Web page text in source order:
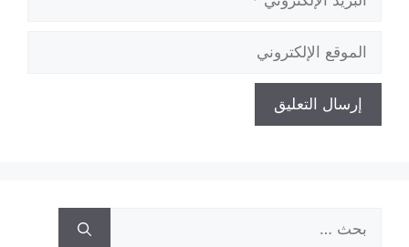
الإلكتروني
الموقع
الإلكتروني
عن: